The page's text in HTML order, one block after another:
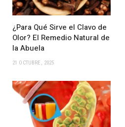
¿Para Qué Sirve el Clavo de
Olor? El Remedio Natural de
la Abuela
21 OCTUBRE, 2025